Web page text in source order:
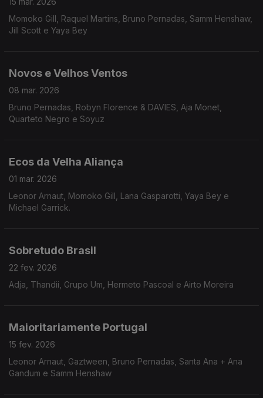
Momoko Gill, Raquel Martins, Bruno Pernadas, Samm Henshaw,
Jill Scott e Yaya Bey
Novos e Velhos Ventos
08 mar. 2026
Bruno Pernadas, Robyn Florence & DAVIES, Aja Monet,
Quarteto Negro e Soyuz
Ecos da Velha Aliança
01 mar. 2026
Leonor Arnaut, Momoko Gill, Lana Gasparotti, Yaya Bey e
Michael Garrick.
Sobretudo Brasil
22 fev. 2026
Adja, Thandii, Grupo Um, Hermeto Pascoal e Airto Moreira
Maioritariamente Portugal
15 fev. 2026
Leonor Arnaut, Gaztween, Bruno Pernadas, Santa Ana + Ana
Gandum e Samm Henshaw